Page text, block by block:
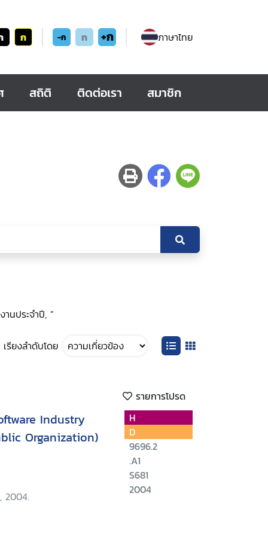
ก -ก ก +ก ภาษาไทย
สถิติ ติดต่อเรา สมาชิก
นประจำปี, ”
เรียงลำดับโดย
รายการโปรด
Industry
Organization)
2004.
H
D
9696.2
.A1
S681
2004